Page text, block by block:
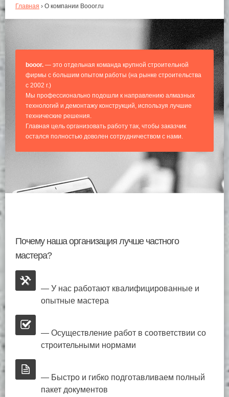
Главная › О компании Booor.ru
booor. — это отдельная команда крупной строительной
фирмы с большим опытом работы (на рынке строительства
с 2002 г.)
Мы профессионально подошли к направлению алмазных
технологий и демонтажу конструкций, используя лучшие
технические решения.
Главная цель организовать работу так, чтобы заказчик
остался полностью доволен сотрудничеством с нами.
Почему наша организация лучше частного
мастера?
— У нас работают квалифицированные и
опытные мастера
— Осуществление работ в соответствии со
строительными нормами
— Быстро и гибко подготавливаем полный
пакет документов